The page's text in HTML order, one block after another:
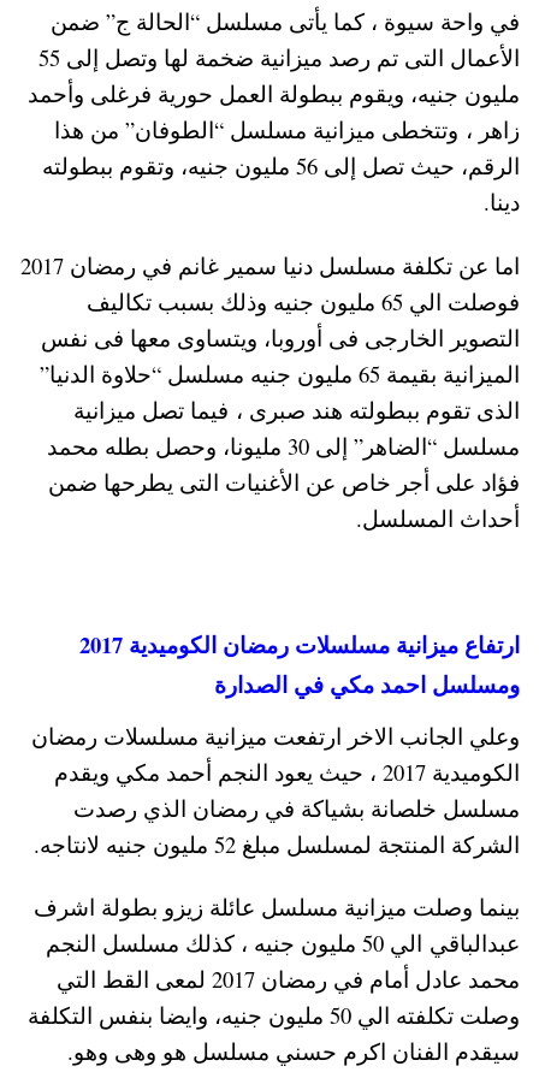
في واحة سيوة ، كما يأتى مسلسل “الحالة ج” ضمن
الأعمال التى تم رصد ميزانية ضخمة لها وتصل إلى 55
مليون جنيه، ويقوم ببطولة العمل حورية فرغلى وأحمد
زاهر ، وتتخطى ميزانية مسلسل “الطوفان” من هذا
الرقم، حيث تصل إلى 56 مليون جنيه، وتقوم ببطولته
دينا.
اما عن تكلفة مسلسل دنيا سمير غانم في رمضان 2017
فوصلت الي 65 مليون جنيه وذلك بسبب تكاليف
التصوير الخارجى فى أوروبا، ويتساوى معها فى نفس
الميزانية بقيمة 65 مليون جنيه مسلسل “حلاوة الدنيا”
الذى تقوم ببطولته هند صبرى ، فيما تصل ميزانية
مسلسل “الضاهر” إلى 30 مليونا، وحصل بطله محمد
فؤاد على أجر خاص عن الأغنيات التى يطرحها ضمن
أحداث المسلسل.
ارتفاع ميزانية مسلسلات رمضان الكوميدية 2017
ومسلسل احمد مكي في الصدارة
وعلي الجانب الاخر ارتفعت ميزانية مسلسلات رمضان
الكوميدية 2017 ، حيث يعود النجم أحمد مكي ويقدم
مسلسل خلصانة بشياكة في رمضان الذي رصدت
الشركة المنتجة لمسلسل مبلغ 52 مليون جنيه لانتاجه.
بينما وصلت ميزانية مسلسل عائلة زيزو بطولة اشرف
عبدالباقي الي 50 مليون جنيه ، كذلك مسلسل النجم
محمد عادل أمام في رمضان 2017 لمعى القط التي
وصلت تكلفته الي 50 مليون جنيه، وايضا بنفس التكلفة
سيقدم الفنان اكرم حسني مسلسل هو وهى وهو.